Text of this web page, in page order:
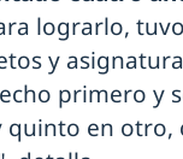
lograrlo,
y
primero y
quinto en